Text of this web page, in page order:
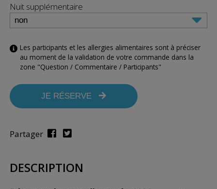
Nuit supplémentaire
Les participants et les allergies alimentaires sont à préciser
au moment de la validation de votre commande dans la
zone "Question / Commentaire / Participants"
JE RÉSERVE
Partager
DESCRIPTION